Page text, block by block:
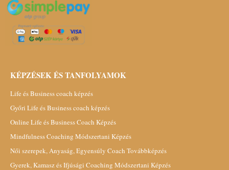
KÉPZÉSEK ÉS TANFOLYAMOK
Life és Business coach képzés
Győri Life és Business coach képzés
Online Life és Business Coach Képzés
Mindfulness Coaching Módszertani Képzés
Női szerepek, Anyaság, Egyensúly Coach Továbbképzés
Gyerek, Kamasz és Ifjúsági Coaching Módszertani Képzés